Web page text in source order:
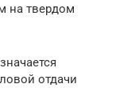
на твердом
отдачи